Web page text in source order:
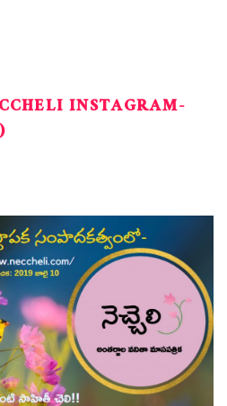
INSTAGRAM-